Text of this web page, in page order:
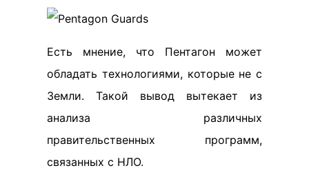
Есть мнение, что Пентагон может
обладать технологиями, которые не с
Земли. Такой вывод вытекает из
анализа различных
правительственных программ,
связанных с НЛО.